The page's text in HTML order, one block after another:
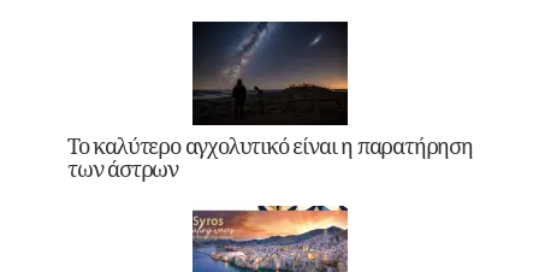
Το καλύτερο αγχολυτικό είναι η παρατήρηση
των άστρων